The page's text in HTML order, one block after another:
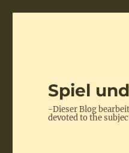
Spiel
-Dieser Blog
devoted to the